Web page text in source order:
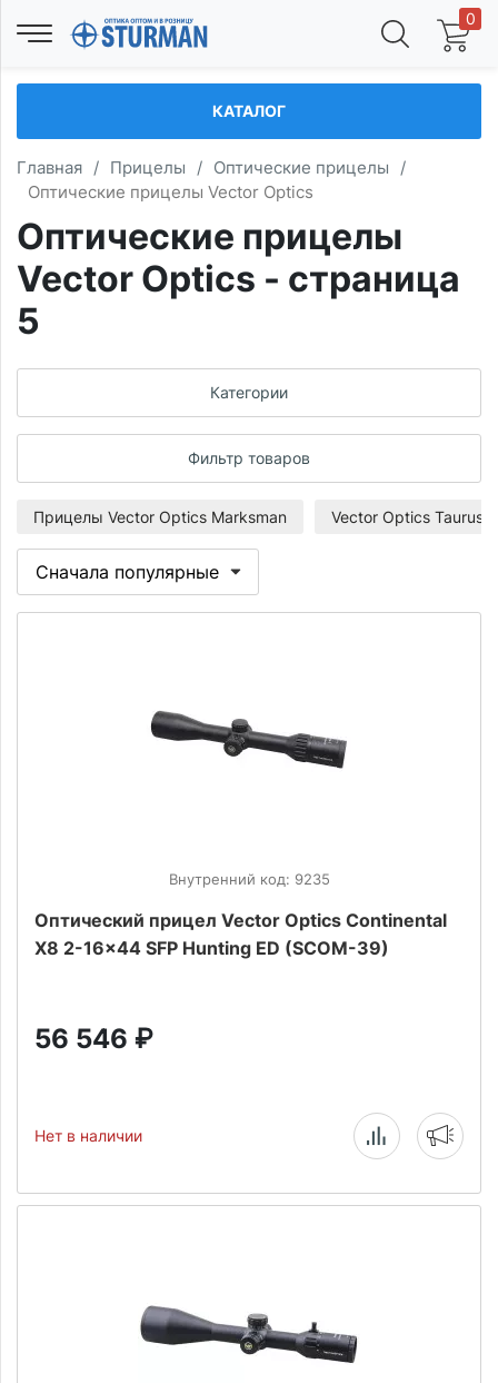
0
КАТАЛОГ
Главная / Прицелы / Оптические прицелы
/
Оптические прицелы Vector Optics
Оптические прицелы
Vector Optics - страница
5
Категории
Фильтр товаров
Прицелы Vector Optics Marksman Vector Optics Taurus
Внутренний код: 9235
Оптический прицел Vector Optics Continental
X8 2-16x44 SFP Hunting ED (SCOM-39)
56 546 ₽
Нет в наличии